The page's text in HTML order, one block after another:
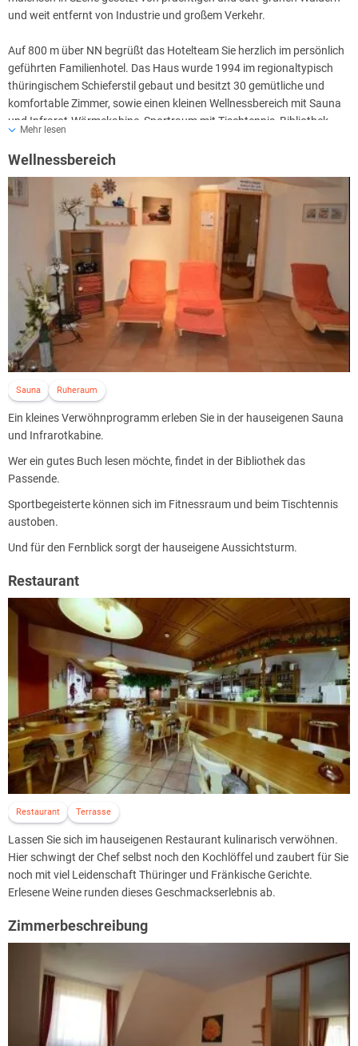
und weit entfernt von Industrie und großem Verkehr.
Auf 800 m über NN begrüßt das Hotelteam Sie herzlich im persönlich
geführten Familienhotel. Das Haus wurde 1994 im regionaltypisch
thüringischem Schieferstil gebaut und besitzt 30 gemütliche und
komfortable Zimmer, sowie einen kleinen Wellnessbereich mit Sauna
und Infrarot-Wärmekabine, Sportraum mit Tischtennis, Bibliothek
Das Highlight ist der hauseigene Aussichtsturm.
Die Philosophie des Hotels ist einfach: Sie sollen sich rundum
wohlfühlen, damit Ihr Urlaub in Thüringen zum unvergesslichen,
einmaligen
Erlebnis wird! Dafür sind zahlreiche fleißige „Bienchen“- oder besser
„Auerhähne & Hennen“ pausenlos und gern mit viel Herzblut im
Einsatz.
Mehr lesen
Wellnessbereich
Sauna Ruheraum
Ein kleines Verwöhnprogramm erleben Sie in der hauseigenen Sauna
und Infrarotkabine.
Wer ein gutes Buch lesen möchte, findet in der Bibliothek das
Passende.
Sportbegeisterte können sich im Fitnessraum und beim Tischtennis
austoben.
Und für den Fernblick sorgt der hauseigene Aussichtsturm.
Restaurant
Restaurant Terrasse
Lassen Sie sich im hauseigenen Restaurant kulinarisch verwöhnen.
Hier schwingt der Chef selbst noch den Kochlöffel und zaubert für Sie
noch mit viel Leidenschaft Thüringer und Fränkische Gerichte.
Erlesene Weine runden dieses Geschmackserlebnis ab.
Zimmerbeschreibung